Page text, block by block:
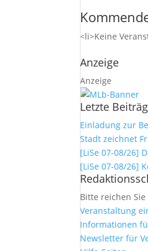
<li>Keine
Anzeige
Anzeige
Letzte
Einladung zur
Stadt zeichnet
[LiSe 07-08/26]
[LiSe 07-08/26]
Bitte reichen
Veranstaltung
Informationen
Newsletter für